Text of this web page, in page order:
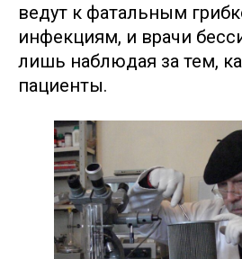
ведут к фатальным
инфекциям, и врачи
лишь наблюдая за тем,
пациенты.